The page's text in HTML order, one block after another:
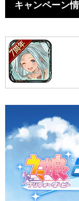
キャンペーン